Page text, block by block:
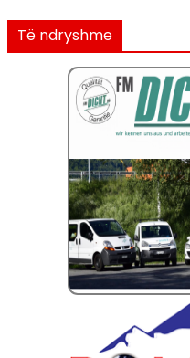
Të ndryshme